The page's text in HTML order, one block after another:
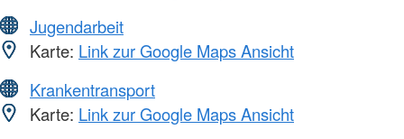
Jugendarbeit
Karte: Link zur Google Maps Ansicht
Krankentransport
Karte: Link zur Google Maps Ansicht